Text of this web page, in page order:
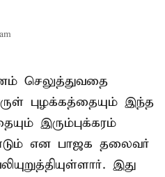
செலுத்துவதை
புழக்கத்தையும் இந்த
இரும்புக்கரம்
என பாஜக தலைவர்
இது